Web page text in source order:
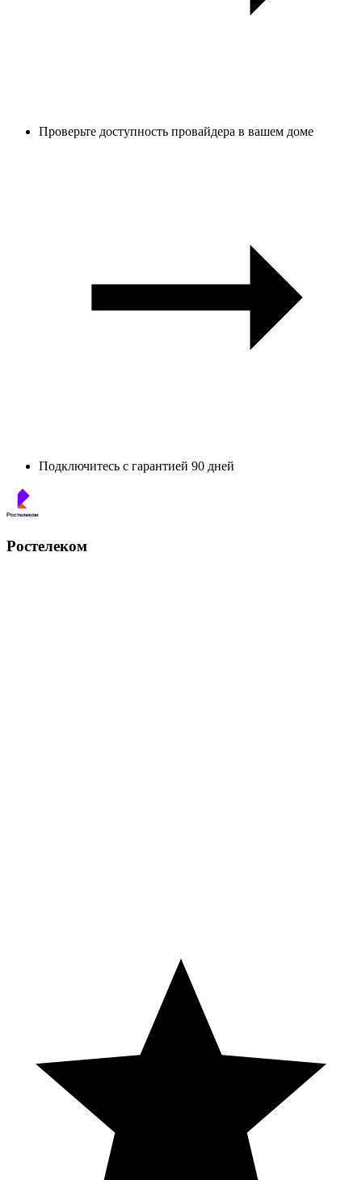
Проверьте доступность провайдера в вашем доме
Подключитесь с гарантией 90 дней
Ростелеком